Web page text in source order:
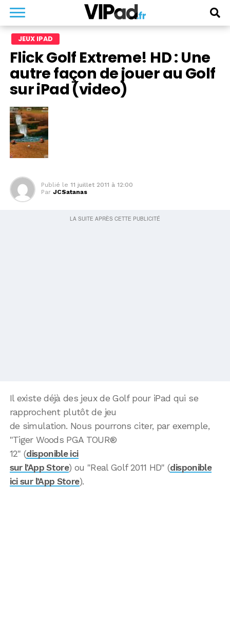
JEUX IPAD
Flick Golf Extreme! HD : Une
autre façon de jouer au Golf
sur iPad (video)
Publié le 11 juillet 2011 à 12:00
Par JCSatanas
Il existe déjà des jeux de Golf pour iPad qui se
rapprochent plutôt de jeu
de simulation. Nous pourrons citer, par exemple,
"Tiger Woods PGA TOUR®
12" (disponible ici
sur l’App Store) ou "Real Golf 2011 HD" (disponible
ici sur l’App Store).